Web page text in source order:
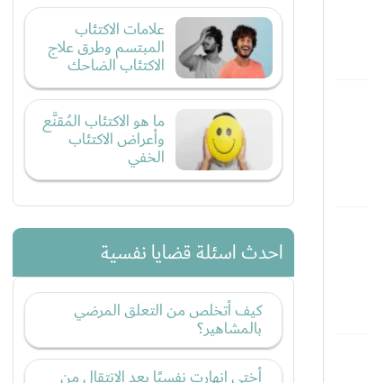
علامات الاكتئاب
المبتسم وطرق علاج
الاكتئاب الضاحك
ما هو الاكتئاب المُقنَّع
وأعراض الاكتئاب
الخفي
احدث اسئلة قضايا نفسية
كيف أتخلص من التعلق المرضي
بالمشاهير؟
أختي انهارت نفسيًا بعد الانتقال من